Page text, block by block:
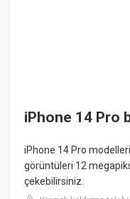
iPhone 14 Pro
iPhone 14 Pro
görüntüleri 12
çekebilirsiniz.